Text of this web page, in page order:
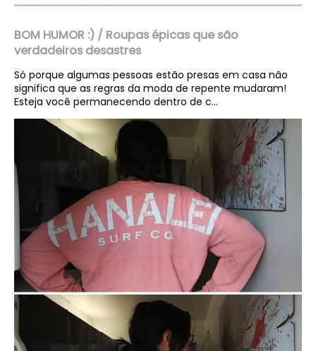
BOM HUMOR :) / Roupas épicas que são
verdadeiros desastres
Só porque algumas pessoas estão presas em casa não
significa que as regras da moda de repente mudaram!
Esteja você permanecendo dentro de c...